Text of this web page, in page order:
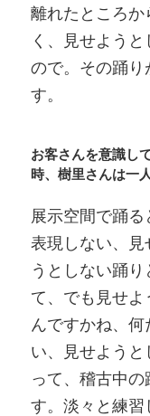
離れたところ
く、見せよう
ので。その踊
す。
お客さんを意識し
時、樹里さんは一
展示空間で踊
表現しない、見
うとしない踊
て、でも見せ
んですかね、
い、見せよう
って、稽古中
す。淡々と練